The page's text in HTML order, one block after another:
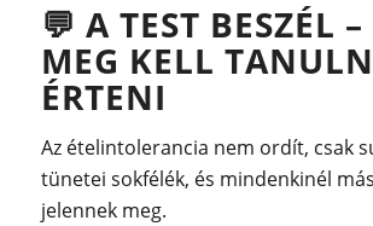
💬 A TEST BESZÉL
MEG KELL
ÉRTENI
Az ételintolerancia nem ordít, csak
tünetei sokfélék, és mindenkinél
jelennek meg.